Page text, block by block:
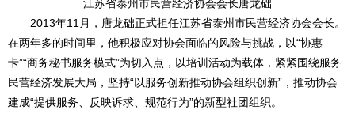
江苏省泰州市民营经济协会会长唐龙础
2013年11月，唐龙础正式担任江苏省泰州市民营经济协会会长。
在两年多的时间里，他积极应对协会面临的风险与挑战，以“协惠
卡”“商务秘书服务模式”为切入点，以培训活动为载体，紧紧围绕服务
民营经济发展大局，坚持“以服务创新推动协会组织创新”，推动协会
建成“提供服务、反映诉求、规范行为”的新型社团组织。